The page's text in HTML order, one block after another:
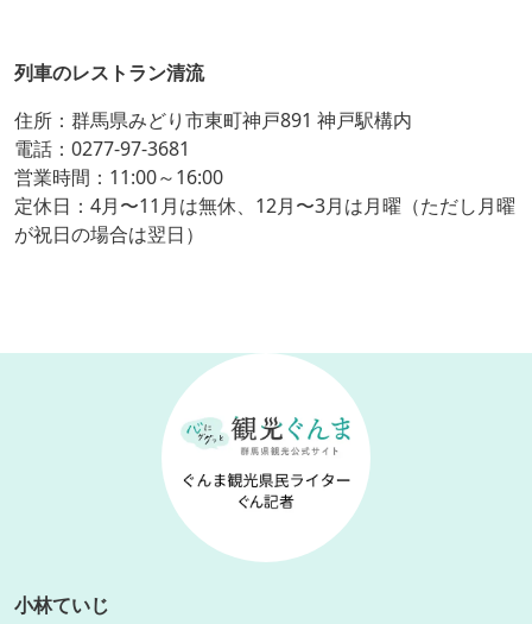
列車のレストラン清流
住所：群馬県みどり市東町神戸891 神戸駅構内
電話：0277-97-3681
営業時間：11:00～16:00
定休日：4月〜11月は無休、12月〜3月は月曜（ただし月曜
が祝日の場合は翌日）
小林ていじ